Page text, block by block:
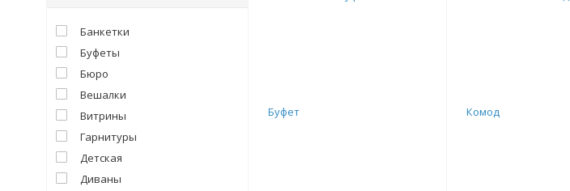
Банкетки
Буфеты
Бюро
Вешалки
Витрины
Гарнитуры
Детская
Диваны
Буфет Комод